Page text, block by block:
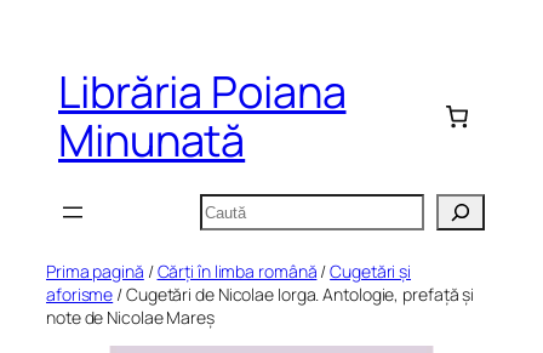
conținutLibrăria Poiana
Minunată
Caută
Prima pagină /Cărți în limba română /Cugetări și
aforisme / Cugetări de Nicolae Iorga. Antologie, prefață și
note de Nicolae Mareș